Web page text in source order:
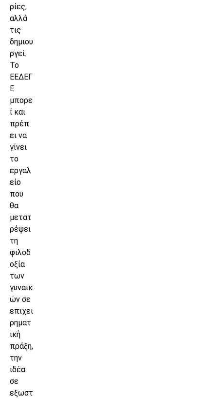
ρίες,
αλλά
τις
δημιου
ργεί.
Το
ΕΕΔΕΓ
Ε
μπορε
ί και
πρέπ
ει να
γίνει
το
εργαλ
είο
που
θα
μετατ
ρέψει
τη
φιλοδ
οξία
των
γυναικ
ών σε
επιχει
ρηματ
ική
πράξη,
την
ιδέα
σε
εξωστ